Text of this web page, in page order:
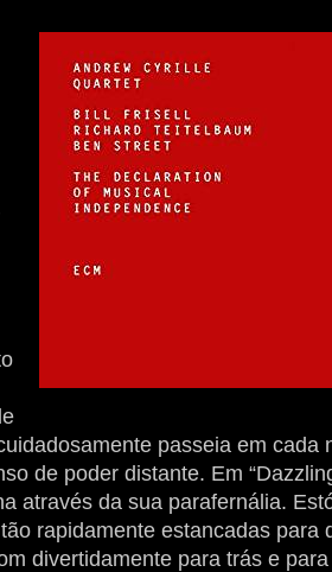
passeia em cada
de poder distante. Em
através da sua parafernália.
rapidamente estancadas para
divertidamente para trás e para